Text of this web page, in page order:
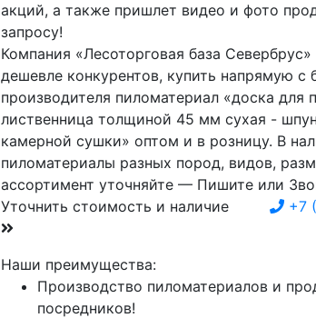
акций, а также пришлет видео и фото
запросу!
Компания «Лесоторговая база Севербрус»
дешевле конкурентов, купить напрямую с
производителя пиломатериал «доска для
лиственница толщиной 45 мм сухая -
камерной сушки» оптом и в розницу. В
пиломатериалы разных пород, видов,
ассортимент уточняйте — Пишите или
Уточнить стоимость и наличие
+7
Наши преимущества:
Производство пиломатериалов и
посредников!